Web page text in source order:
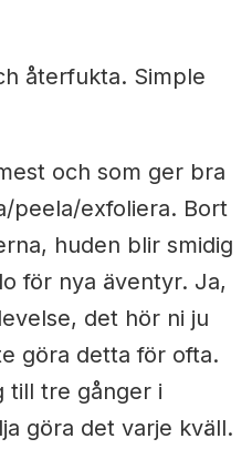
återfukta. Simple
och som ger bra
peela/exfoliera. Bort
huden blir smidig
för nya äventyr. Ja,
det hör ni ju
göra detta för ofta.
till tre gånger i
göra det varje kväll.